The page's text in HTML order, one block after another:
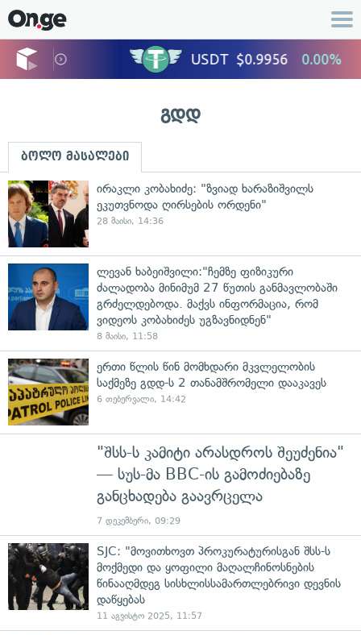
გდდ
ბოლო მასალები
ირაკლი კობახიძე: "ზვიად ხარაზიშვილს
ეკუთვნოდა ღირსების ორდენი"
28 მაისი, 14:36
ლევან ხაბეიშვილი:"ჩემზე ფიზიკური
ძალადობა მინიმუმ 27 წუთის განმავლობაში
გრძელდებოდა. მაქვს ინფორმაცია, რომ
ვიდეოს კობახიძეს უგზავნიდნენ"
8 მაისი, 11:58
ერთი წლის წინ მომხდარი მკვლელობის
საქმეზე გდდ-ს 2 თანამშრომელი დააკავეს
6 თებერვალი, 14:42
"შსს-ს კამიტი არასდროს შეუძენია"
— სუს-მა BBC-ის გამოძიებაზე
განცხადება გაავრცელა
7 დეკემბერი, 09:29
SJC: "მოვითხოვთ პროკურატურისგან შსს-ს
მოქმედი და ყოფილი მაღალჩინოსნების
წინააღმდეგ სისხლისსამართლებრივი დევნის
დაწყებას
11 აგვისტო 2025, 11:57